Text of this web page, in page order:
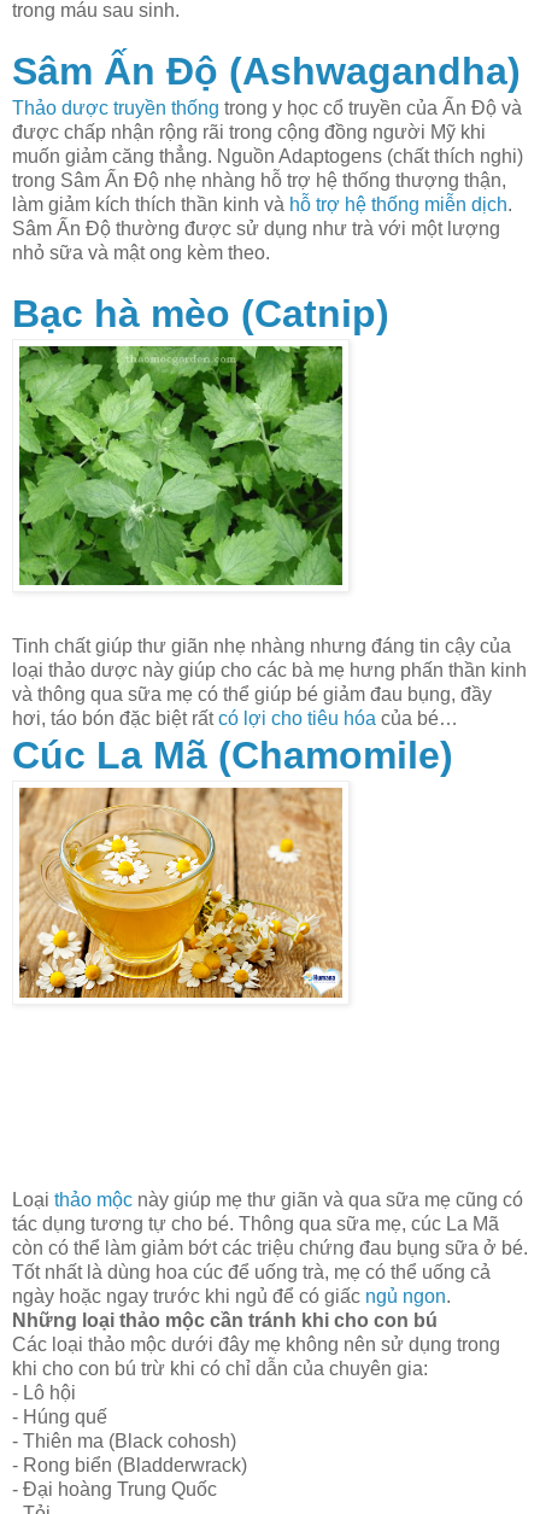
trong máu sau sinh.
Sâm Ấn Độ (Ashwagandha)
Thảo dược truyền thống trong y học cổ truyền của Ấn Độ và
được chấp nhận rộng rãi trong cộng đồng người Mỹ khi
muốn giảm căng thẳng. Nguồn Adaptogens (chất thích nghi)
trong Sâm Ấn Độ nhẹ nhàng hỗ trợ hệ thống thượng thận,
làm giảm kích thích thần kinh và hỗ trợ hệ thống miễn dịch.
Sâm Ấn Độ thường được sử dụng như trà với một lượng
nhỏ sữa và mật ong kèm theo.
Bạc hà mèo (Catnip)
Tinh chất giúp thư giãn nhẹ nhàng nhưng đáng tin cậy của
loại thảo dược này giúp cho các bà mẹ hưng phấn thần kinh
và thông qua sữa mẹ có thể giúp bé giảm đau bụng, đầy
hơi, táo bón đặc biệt rấtcó lợi cho tiêu hóa của bé…
Cúc La Mã (Chamomile)
Loại thảo mộc này giúp mẹ thư giãn và qua sữa mẹ cũng có
tác dụng tương tự cho bé. Thông qua sữa mẹ, cúc La Mã
còn có thể làm giảm bớt các triệu chứng đau bụng sữa ở bé.
Tốt nhất là dùng hoa cúc để uống trà, mẹ có thể uống cả
ngày hoặc ngay trước khi ngủ để có giấc ngủ ngon.
Những loại thảo mộc cần tránh khi cho con bú
Các loại thảo mộc dưới đây mẹ không nên sử dụng trong
khi cho con bú trừ khi có chỉ dẫn của chuyên gia:
- Lô hội
- Húng quế
- Thiên ma (Black cohosh)
- Rong biển (Bladderwrack)
- Đại hoàng Trung Quốc